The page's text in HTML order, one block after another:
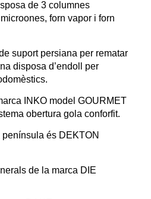
de 3 columnes
forn vapor i forn
suport persiana per rematar
disposa d’endoll per
INKO model GOURMET
obertura gola conforfit.
és DEKTON
de la marca DIE